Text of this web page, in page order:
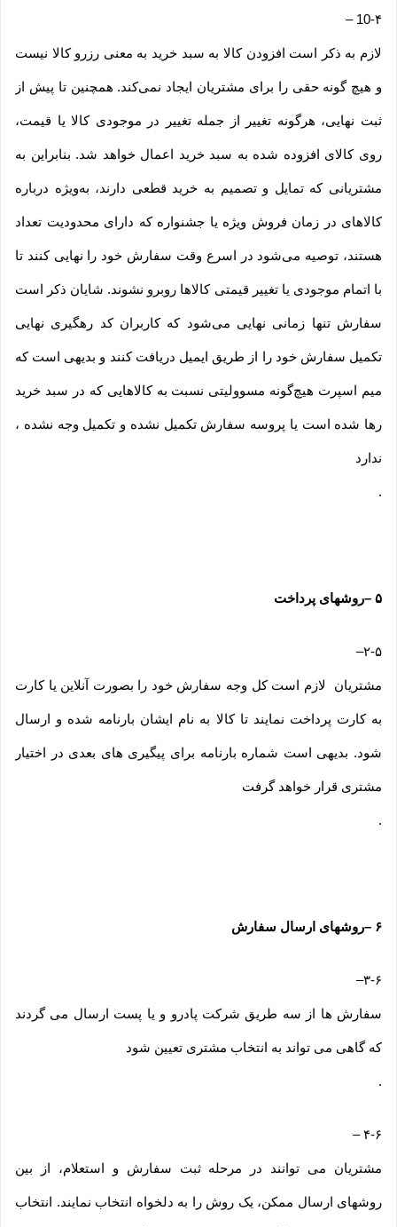
10-۴ –
لازم به ذکر است افزودن کالا به سبد خرید به معنی رزرو کالا نیست
و هیچ گونه حقی را برای مشتریان ایجاد نمی‌کند. همچنین تا پیش از
ثبت نهایی، هرگونه تغییر از جمله تغییر در موجودی کالا یا قیمت،
روی کالای افزوده شده به سبد خرید اعمال خواهد شد. بنابراین به
مشتریانی که تمایل و تصمیم به خرید قطعی دارند، به‌ویژه درباره
کالاهای در زمان فروش ویژه یا جشنواره که دارای محدودیت تعداد
هستند، توصیه می‌شود در اسرع وقت سفارش خود را نهایی کنند تا
با اتمام موجودی یا تغییر قیمتی کالاها روبرو نشوند. شایان ذکر است
سفارش تنها زمانی نهایی می‌شود که کاربران کد رهگیری نهایی
تکمیل سفارش خود را از طریق ایمیل دریافت کنند و بدیهی است که
میم اسپرت هیچ‌گونه مسوولیتی نسبت به کالاهایی که در سبد خرید
رها شده است یا پروسه سفارش تکمیل نشده و تکمیل وجه نشده ،
ندارد
.
۵ –روشهای پرداخت
۲-۵–
مشتریان لازم است کل وجه سفارش خود را بصورت آنلاین یا کارت
به کارت پرداخت نمایند تا کالا به نام ایشان بارنامه شده و ارسال
شود. بدیهی است شماره بارنامه برای پیگیری های بعدی در اختیار
مشتری قرار خواهد گرفت
.
۶ –روشهای ارسال سفارش
۳-۶–
سفارش ها از سه طریق شرکت پادرو و یا پست ارسال می گردند
که گاهی می تواند به انتخاب مشتری تعیین شود
.
۴-۶–
مشتریان می توانند در مرحله ثبت سفارش و استعلام، از بین
روشهای ارسال ممکن، یک روش را به دلخواه انتخاب نمایند. انتخاب